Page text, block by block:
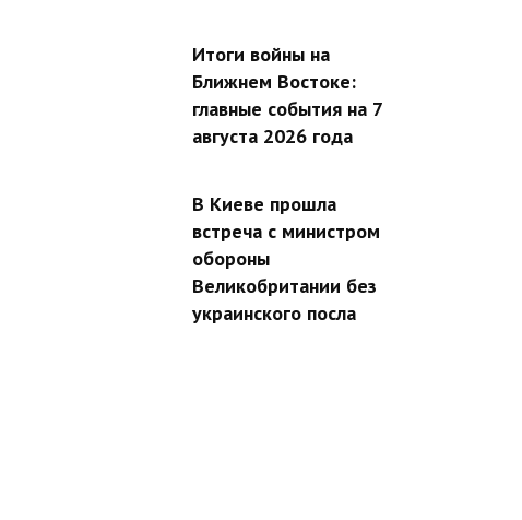
Итоги войны на
Ближнем Востоке:
главные события на 7
августа 2026 года
В Киеве прошла
встреча с министром
обороны
Великобритании без
украинского посла